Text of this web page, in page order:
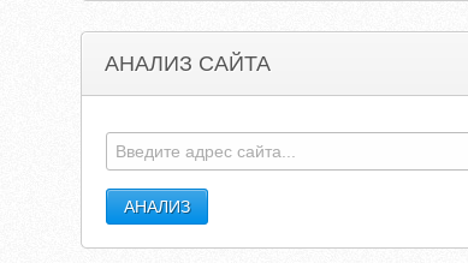
АНАЛИЗ САЙТА